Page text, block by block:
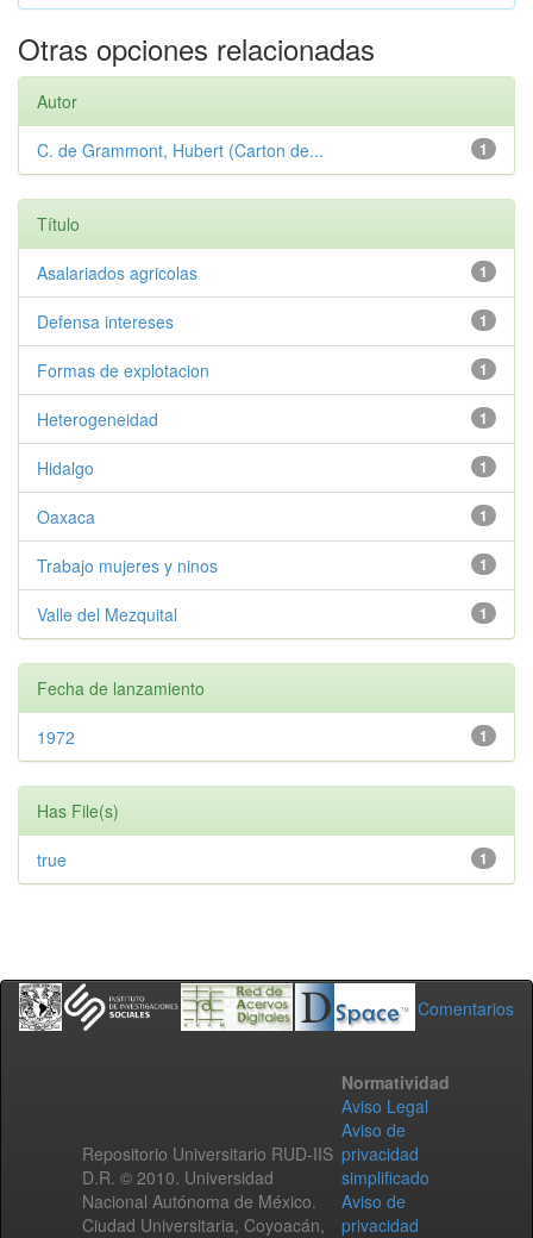
Otras opciones relacionadas
Autor
1
C. de Grammont, Hubert (Carton de...
Título
1
Asalariados agricolas
1
Defensa intereses
1
Formas de explotacion
1
Heterogeneidad
1
Hidalgo
1
Oaxaca
1
Trabajo mujeres y ninos
1
Valle del Mezquital
Fecha de lanzamiento
1
1972
Has File(s)
1
true
Comentarios
Repositorio Universitario RUD-IIS
D.R. © 2010. Universidad
Nacional Autónoma de México.
Ciudad Universitaria, Coyoacán,
Normatividad
Aviso Legal
Aviso de
privacidad
simplificado
Aviso de
privacidad